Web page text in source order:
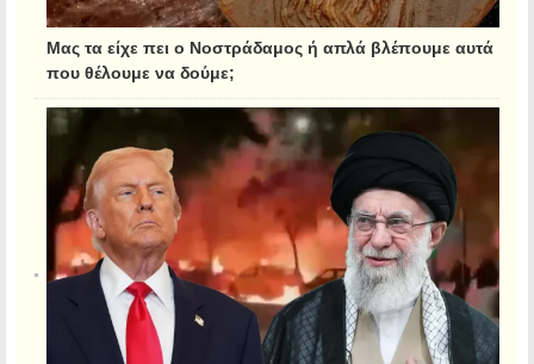
Μας τα είχε πει ο Νοστράδαμος ή απλά βλέπουμε αυτά
που θέλουμε να δούμε;